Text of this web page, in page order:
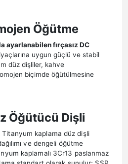
Öğütme
ayarlanabilen fırçasız DC
uygun güçlü ve stabil
düz dişliler, kahve
biçimde öğütülmesine
Öğütücü Dişli
kaplama düz dişli
ve dengeli öğütme
kaplamalı 3Cr13 paslanmaz